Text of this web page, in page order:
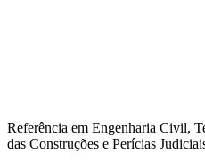
Referência em Engenharia Civil,
das Construções e Perícias